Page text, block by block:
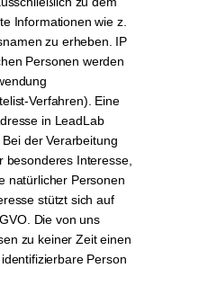
Informationen wie z.
zu erheben. IP
Personen werden
Verfahren). Eine
in LeadLab
der Verarbeitung
besonderes Interesse,
natürlicher Personen
stützt sich auf
Die von uns
zu keiner Zeit einen
Person